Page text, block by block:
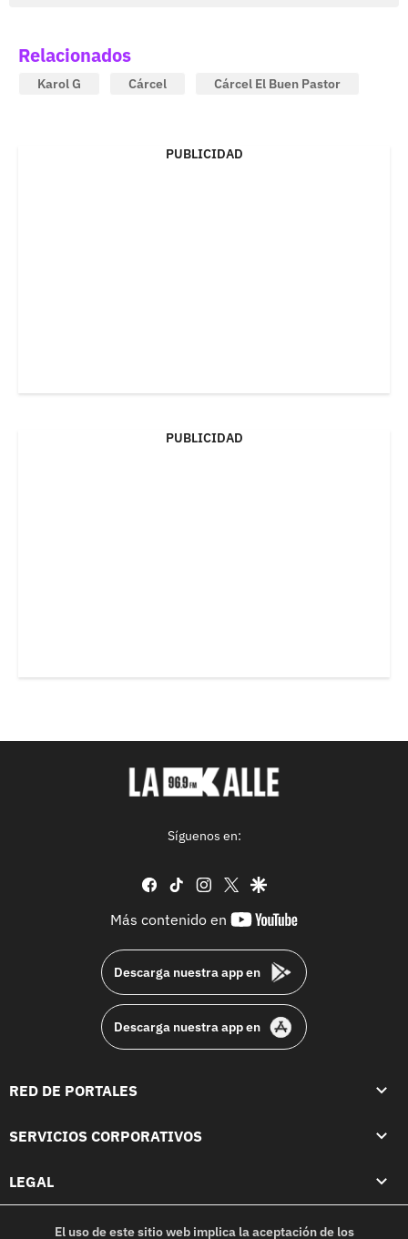
Relacionados
Karol G Cárcel Cárcel El Buen Pastor
PUBLICIDAD
PUBLICIDAD
Síguenos en:
facebook
tiktok instagram
twittergoogle
Más contenido en
youtube-
Descarga nuestra app en
Descarga nuestra app en
RED DE PORTALES
SERVICIOS CORPORATIVOS
LEGAL
El uso de este sitio web implica la aceptación de los